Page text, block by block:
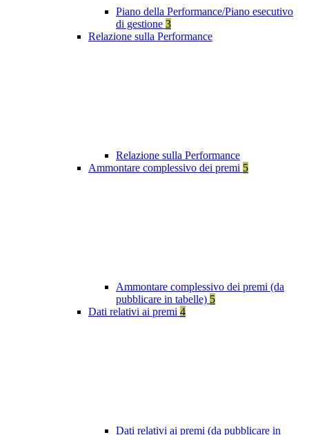
Piano della Performance/Piano esecutivo
di gestione 3
Relazione sulla Performance
Relazione sulla Performance
Ammontare complessivo dei premi 5
Ammontare complessivo dei premi (da
pubblicare in tabelle) 5
Dati relativi ai premi 4
Dati relativi ai premi (da pubblicare in